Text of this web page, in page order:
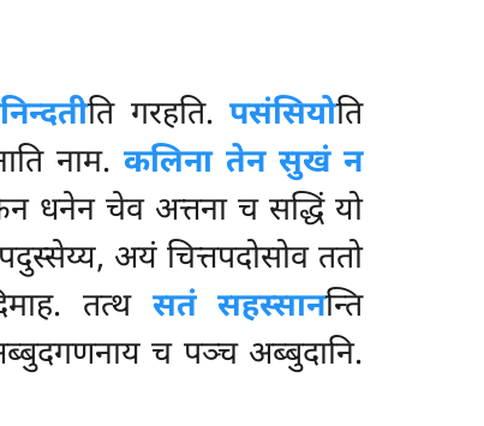
निन्दतीति गरहति.पसंसियोति
नाम.कलिना तेन सुखं न
धनेन चेव अत्तना च सद्धिं यो
अयं चित्तपदोसोव ततो
तत्थ सतं सहस्सानन्ति
च पञ्च अब्बुदानि.